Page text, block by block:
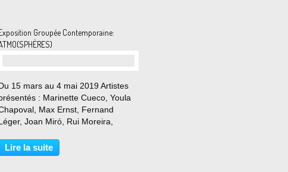
Groupée Contemporaine:
15 mars au 4 mai 2019 Artistes
: Marinette Cueco, Youla
Max Ernst, Fernand
Joan Miró, Rui Moreira,
Hanns Schimansky, Claude de Soria,
Tobey, Yamamoto Wakako,
Lire la suite